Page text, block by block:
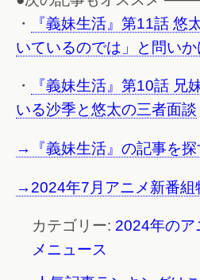
・
『義妹生活』第11話 悠
いているのでは」と問い
・
『義妹生活』第10話 兄
いる沙季と悠太の三者面談
→『義妹生活』の記事を探
→2024年7月アニメ新番組
カテゴリー: 2024年のア
メニュース